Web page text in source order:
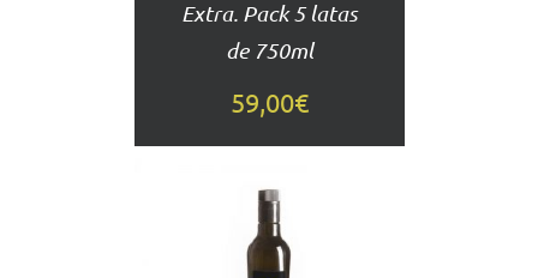
Extra. Pack 5 latas
de 750ml
59,00€
AÑADIR
AL